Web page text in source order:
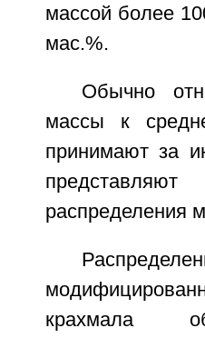
массой более
мас.%.
Обычно
массы к
принимают за
распределения
крахмала